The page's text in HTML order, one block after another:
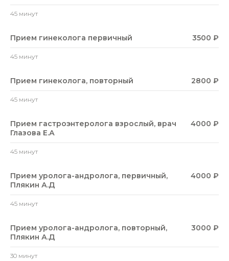
45 минут
Прием гинеколога первичный 3500 ₽
45 минут
Прием гинеколога, повторный 2800 ₽
45 минут
Прием гастроэнтеролога взрослый, врач
Глазова Е.А
4000 ₽
45 минут
Прием уролога-андролога, первичный,
Плякин А.Д
4000 ₽
45 минут
Прием уролога-андролога, повторный,
Плякин А.Д
3000 ₽
30 минут